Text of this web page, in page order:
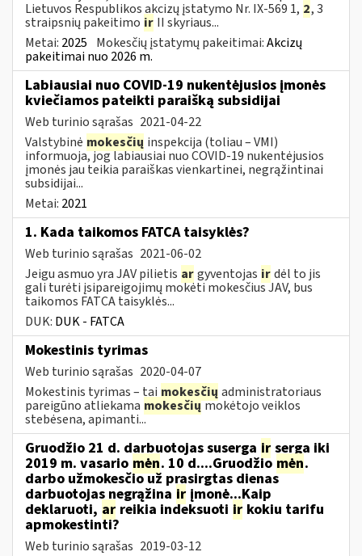
Lietuvos Respublikos akcizų įstatymo Nr. IX-569 1, 2, 3
straipsnių pakeitimo ir II skyriaus...
Metai: 2025 Mokesčių įstatymų pakeitimai:Akcizų
pakeitimai nuo 2026 m.
Labiausiai nuo COVID-19 nukentėjusios įmonės
kviečiamos pateikti paraišką subsidijai
Web turinio sąrašas 2021-04-22
Valstybinė mokesčių inspekcija (toliau – VMI)
informuoja, jog labiausiai nuo COVID-19 nukentėjusios
įmonės jau teikia paraiškas vienkartinei, negrąžintinai
subsidijai...
Metai: 2021
1. Kada taikomos FATCA taisyklės?
Web turinio sąrašas 2021-06-02
Jeigu asmuo yra JAV pilietis argyventojas irdėl to jis
gali turėti įsipareigojimų mokėti mokesčius JAV, bus
taikomos FATCA taisyklės...
DUK: DUK - FATCA
Mokestinis tyrimas
Web turinio sąrašas 2020-04-07
Mokestinis tyrimas – tai mokesčių administratoriaus
pareigūno atliekama mokesčiųmokėtojo veiklos
stebėsena, apimanti...
Gruodžio 21 d. darbuotojas suserga ir serga iki
2019 m. vasario mėn. 10 d....Gruodžio mėn.
darbo užmokesčio už prasirgtas dienas
darbuotojas negrąžina ir įmonė...Kaip
deklaruoti, ar reikia indeksuoti ir kokiu tarifu
apmokestinti?
Web turinio sąrašas 2019-03-12